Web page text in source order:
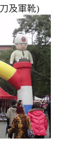
及軍靴)